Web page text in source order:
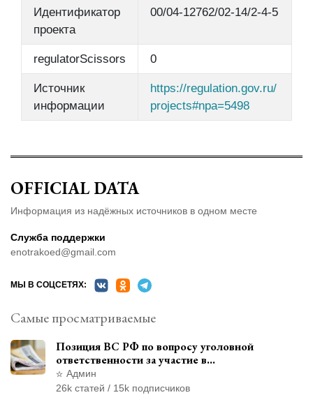
Идентификатор
проекта
00/04-12762/02-14/2-4-5
regulatorScissors 0
Источник
информации
https://regulation.gov.ru/
projects#npa=5498
OFFICIAL DATA
Информация из надёжных источников в одном месте
Служба поддержки
enotrakoed@gmail.com
МЫ В СОЦСЕТЯХ:
Самые просматриваемые
Позиция ВС РФ по вопросу уголовной
ответственности за участие в
террористической организации до
официального признания
Админ
26k статей / 15k подписчиков